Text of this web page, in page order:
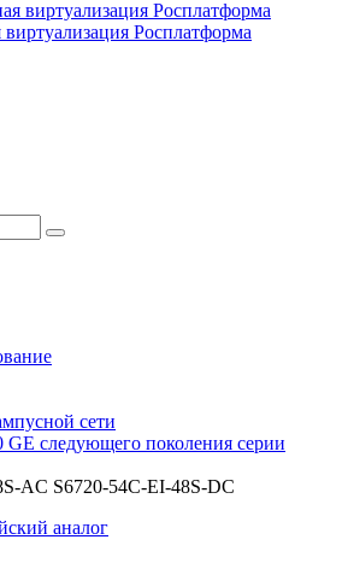
виртуализация Росплатформа
сети
следующего поколения серии
AC S6720-54C-EI-48S-DC
аналог